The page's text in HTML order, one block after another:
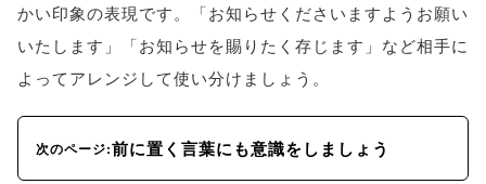
かい印象の表現です。「お知らせくださいますようお願い
いたします」「お知らせを賜りたく存じます」など相手に
よってアレンジして使い分けましょう。
次のページ:前に置く言葉にも意識をしましょう